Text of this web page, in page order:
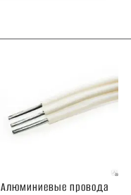
Алюминиевые провода